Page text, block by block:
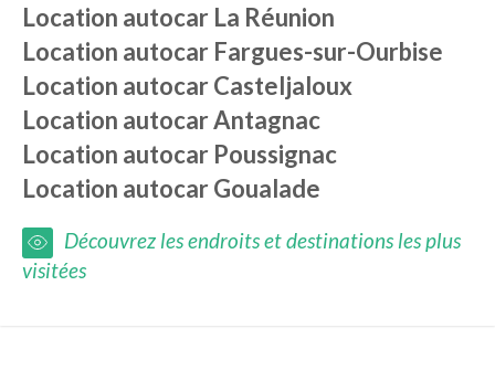
Location autocar La Réunion
Location autocar Fargues-sur-Ourbise
Location autocarCasteljaloux
Location autocarAntagnac
Location autocar Poussignac
Location autocarGoualade
Découvrez les endroits et destinations les plus
visitées